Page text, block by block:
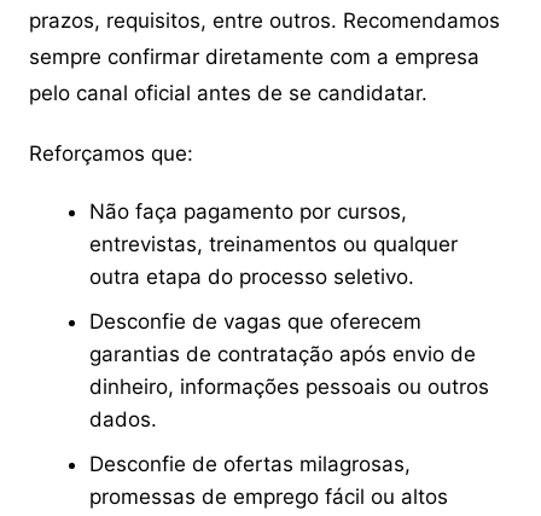
prazos, requisitos, entre outros. Recomendamos
sempre confirmar diretamente com a empresa
pelo canal oficial antes de se candidatar.
Reforçamos que:
Não faça pagamento por cursos,
entrevistas, treinamentos ou qualquer
outra etapa do processo seletivo.
Desconfie de vagas que oferecem
garantias de contratação após envio de
dinheiro, informações pessoais ou outros
dados.
Desconfie de ofertas milagrosas,
promessas de emprego fácil ou altos